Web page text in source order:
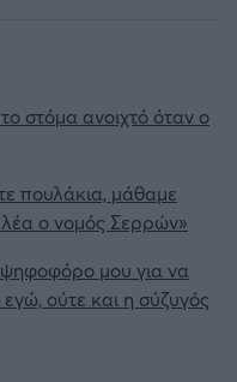
στόμα ανοιχτό όταν ο
πουλάκια, μάθαμε
ο νομός Σερρών»
μου για να
ούτε και η σύζυγός